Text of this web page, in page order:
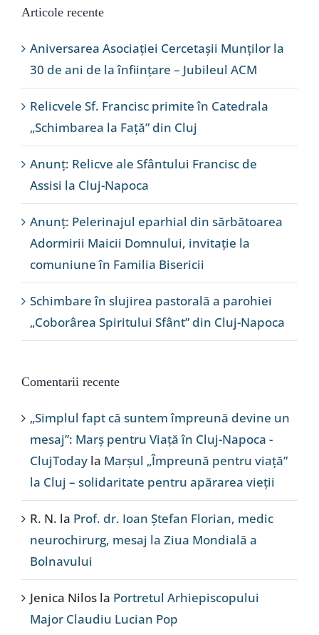
Articole recente
Aniversarea Asociației Cercetașii Munților la
30 de ani de la înființare – Jubileul ACM
Relicvele Sf. Francisc primite în Catedrala
„Schimbarea la Față” din Cluj
Anunț: Relicve ale Sfântului Francisc de
Assisi la Cluj-Napoca
Anunț: Pelerinajul eparhial din sărbătoarea
Adormirii Maicii Domnului, invitație la
comuniune în Familia Bisericii
Schimbare în slujirea pastorală a parohiei
„Coborârea Spiritului Sfânt” din Cluj-Napoca
Comentarii recente
„Simplul fapt că suntem împreună devine un
mesaj”: Marș pentru Viață în Cluj-Napoca -
ClujToday la Marșul „Împreună pentru viață”
la Cluj – solidaritate pentru apărarea vieții
R. N. la Prof. dr. Ioan Ștefan Florian, medic
neurochirurg, mesaj la Ziua Mondială a
Bolnavului
Jenica Nilos la Portretul Arhiepiscopului
Major Claudiu Lucian Pop